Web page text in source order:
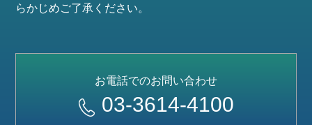
らかじめご了承ください。
お電話でのお問い合わせ
03-3614-4100